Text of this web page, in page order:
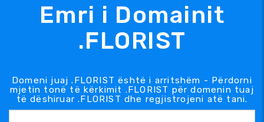
Emri i Domainit
.FLORIST
Domeni juaj .FLORIST është i arritshëm - Përdorni
mjetin tonë të kërkimit .FLORIST për domenin tuaj
të dëshiruar .FLORIST dhe regjistrojeni atë tani.